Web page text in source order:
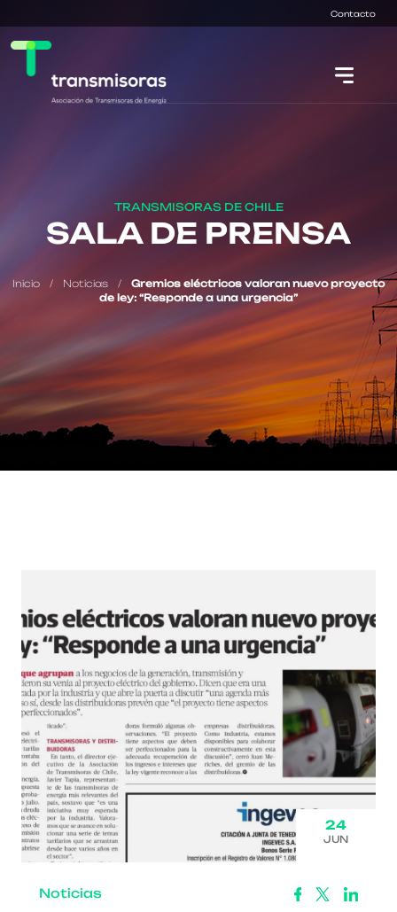
Contacto
TRANSMISORAS DE CHILE
SALA DE PRENSA
Inicio / Noticias /
Gremios eléctricos valoran nuevo proyecto
de ley: “Responde a una urgencia”
24
JUN
Noticias